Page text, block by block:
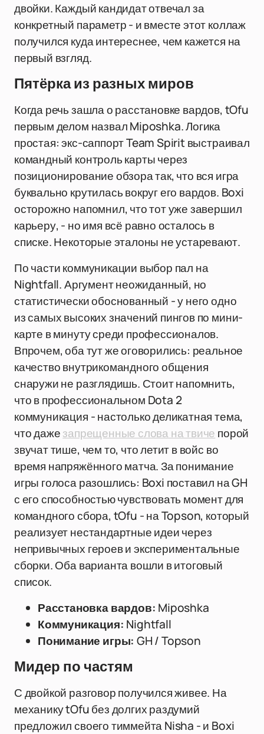
двойки. Каждый кандидат отвечал за
конкретный параметр - и вместе этот коллаж
получился куда интереснее, чем кажется на
первый взгляд.
Пятёрка из разных миров
Когда речь зашла о расстановке вардов, tOfu
первым делом назвал Miposhka. Логика
простая: экс-саппорт Team Spirit выстраивал
командный контроль карты через
позиционирование обзора так, что вся игра
буквально крутилась вокруг его вардов. Boxi
осторожно напомнил, что тот уже завершил
карьеру, - но имя всё равно осталось в
списке. Некоторые эталоны не устаревают.
По части коммуникации выбор пал на
Nightfall. Аргумент неожиданный, но
статистически обоснованный - у него одно
из самых высоких значений пингов по мини-
карте в минуту среди профессионалов.
Впрочем, оба тут же оговорились: реальное
качество внутрикомандного общения
снаружи не разглядишь. Стоит напомнить,
что в профессиональном Dota 2
коммуникация - настолько деликатная тема,
что дажезапрещенные слова на твиче порой
звучат тише, чем то, что летит в войс во
время напряжённого матча. За понимание
игры голоса разошлись: Boxi поставил на GH
с его способностью чувствовать момент для
командного сбора, tOfu - на Topson, который
реализует нестандартные идеи через
непривычных героев и экспериментальные
сборки. Оба варианта вошли в итоговый
список.
Расстановка вардов: Miposhka
Коммуникация: Nightfall
Понимание игры: GH / Topson
Мидер по частям
С двойкой разговор получился живее. На
механику tOfu без долгих раздумий
предложил своего тиммейта Nisha - и Boxi